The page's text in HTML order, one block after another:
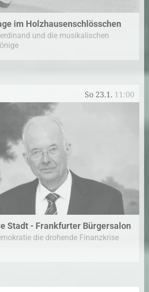
im Holzhausenschlösschen
und die musikalischen
So 23.1. 11:00
Stadt - Frankfurter Bürgersalon
die drohende Finanzkrise